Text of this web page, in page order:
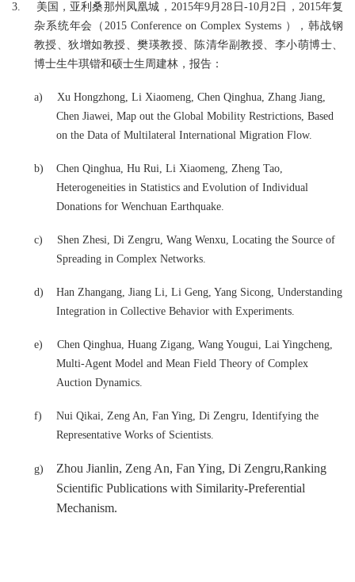
3. 美国，亚利桑那州凤凰城， 2015年9月28 日 -10月2 日， 2015年复
杂系统年会（2015 Conference on Complex Systems ），韩战钢
教授、狄增如教授、樊瑛教授、陈清华副教授、李小萌博士、
博士生牛琪锴和硕士生周建林，报告：
a)
Xu Hongzhong, Li Xiaomeng, Chen Qinghua, Zhang Jiang,
Chen Jiawei, Map out the Global Mobility Restrictions, Based
on the Data of Multilateral International Migration Flow.
b)
Chen Qinghua, Hu Rui, Li Xiaomeng, Zheng Tao,
Heterogeneities in Statistics and Evolution of Individual
Donations for Wenchuan Earthquake.
c)
Shen Zhesi, Di Zengru, Wang Wenxu, Locating the Source of
Spreading in Complex Networks.
d)
Han Zhangang, Jiang Li, Li Geng, Yang Sicong, Understanding
Integration in Collective Behavior with Experiments.
e)
Chen Qinghua, Huang Zigang, Wang Yougui, Lai Yingcheng,
Multi-Agent Model and Mean Field Theory of Complex
Auction Dynamics.
f)
Nui Qikai, Zeng An, Fan Ying, Di Zengru, Identifying the
Representative Works of Scientists.
g)
Zhou Jianlin, Zeng An, Fan Ying, Di Zengru,Ranking
Scientific Publications with Similarity-Preferential
Mechanism.